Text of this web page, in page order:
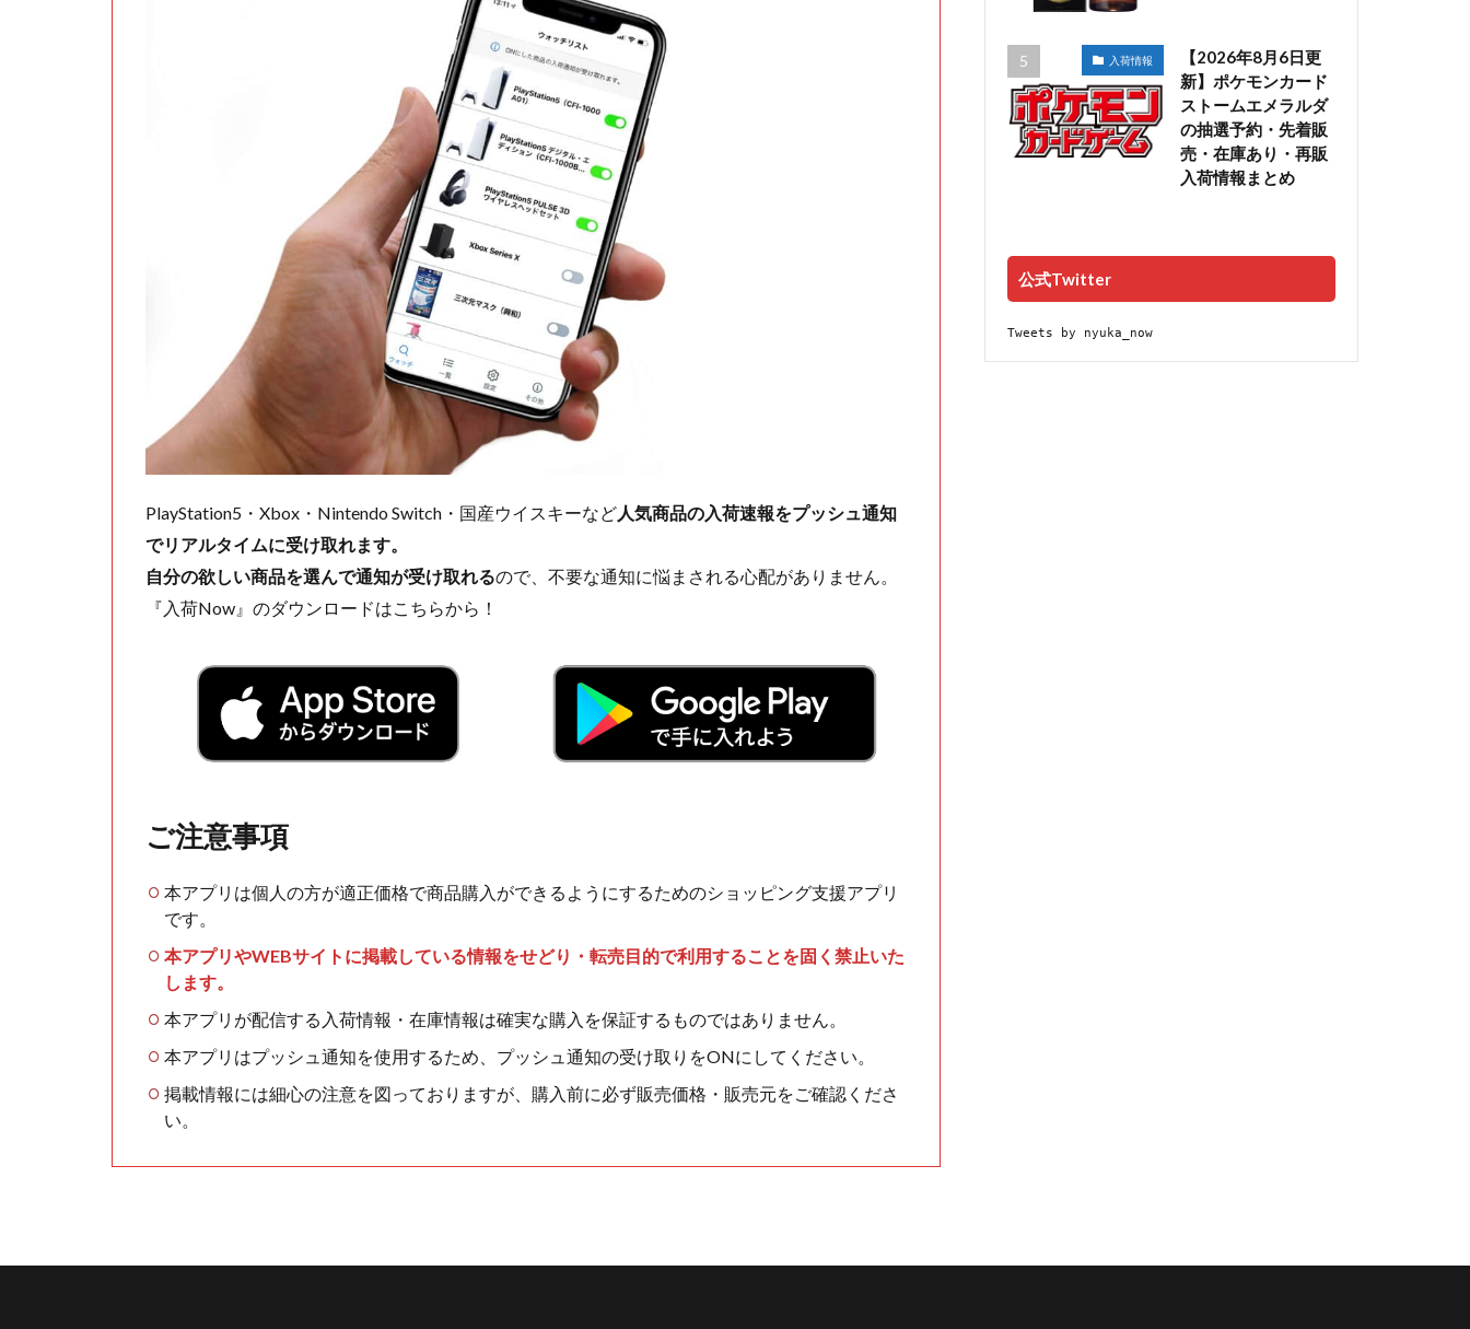
PlayStation5・Xbox・Nintendo Switch・国産ウイスキーなど人気商品の入荷速報をプッシュ通知
でリアルタイムに受け取れます。
自分の欲しい商品を選んで通知が受け取れるので、不要な通知に悩まされる心配がありません。
『入荷Now』のダウンロードはこちらから！
ご注意事項
本アプリは個人の方が適正価格で商品購入ができるようにするためのショッピング支援アプリ
です。
本アプリやWEBサイトに掲載している情報をせどり・転売目的で利用することを固く禁止いた
します。
本アプリが配信する入荷情報・在庫情報は確実な購入を保証するものではありません。
本アプリはプッシュ通知を使用するため、プッシュ通知の受け取りをONにしてください。
掲載情報には細心の注意を図っておりますが、購入前に必ず販売価格・販売元をご確認くださ
い。
入荷情報
【2026年8月6日更
新】ポケモンカード
ストームエメラルダ
の抽選予約・先着販
売・在庫あり・再販
入荷情報まとめ
公式Twitter
Tweets by nyuka_now